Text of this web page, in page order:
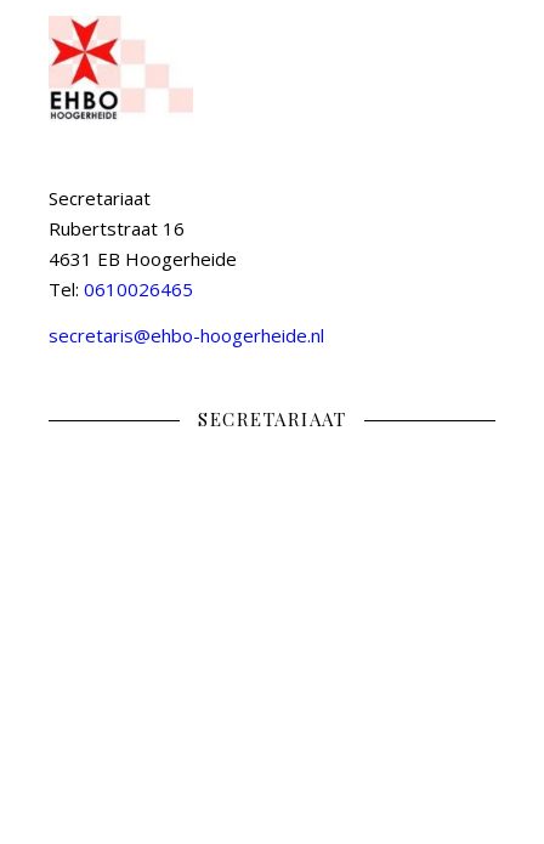
Secretariaat
Rubertstraat 16
4631 EB Hoogerheide
Tel: 0610026465
secretaris@ehbo-hoogerheide.nl
SECRETARIAAT